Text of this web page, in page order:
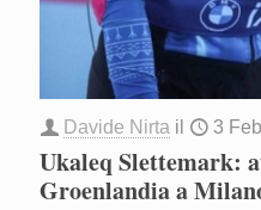
Davide Nirta il 3
Ukaleq Slettemark:
Groenlandia a